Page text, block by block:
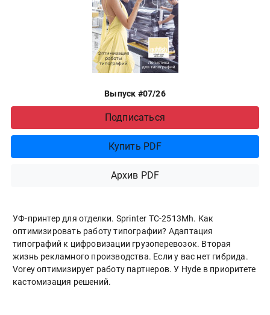
Выпуск #07/26
Подписаться
Купить PDF
Архив PDF
УФ-принтер для отделки. Sprinter ТС-2513Mh. Как
оптимизировать работу типографии? Адаптация
типографий к цифровизации грузоперевозок. Вторая
жизнь рекламного производства. Если у вас нет гибрида.
Vorey оптимизирует работу партнеров. У Hyde в приоритете
кастомизация решений.